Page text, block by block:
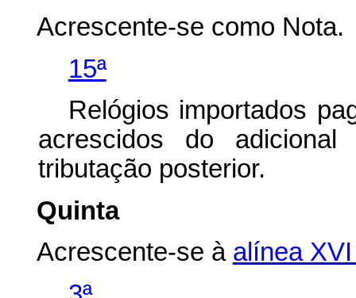
Acrescente-se como Nota.
15ª
Relógios importados
acrescidos do
tributação posterior.
Quinta
Acrescente-se à alínea XVI